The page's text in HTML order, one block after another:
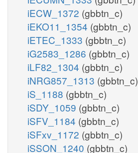
iECW_1372 (gbbtn_c)
iEKO11_1354 (gbbtn_c)
iETEC_1333 (gbbtn_c)
iG2583_1286 (gbbtn_c)
iLF82_1304 (gbbtn_c)
iNRG857_1313 (gbbtn_c)
iS_1188 (gbbtn_c)
iSDY_1059 (gbbtn_c)
iSFV_1184 (gbbtn_c)
iSFxv_1172 (gbbtn_c)
iSSON_1240 (gbbtn_c)